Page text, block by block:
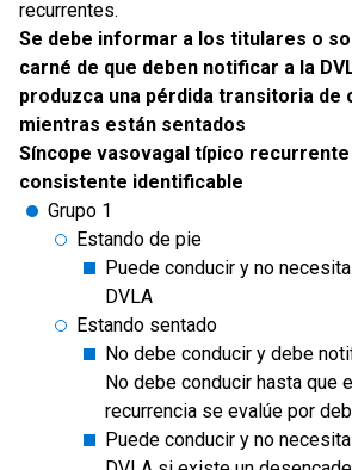
recurrentes.
Se debe informar a los titulares o
carné de que deben notificar a la
produzca una pérdida transitoria de
mientras están sentados
Síncope vasovagal típico
consistente identificable
Grupo 1
Estando de pie
Puede conducir y no
DVLA
Estando sentado
No debe conducir y debe
No debe conducir hasta que
recurrencia se evalúe por
Puede conducir y no